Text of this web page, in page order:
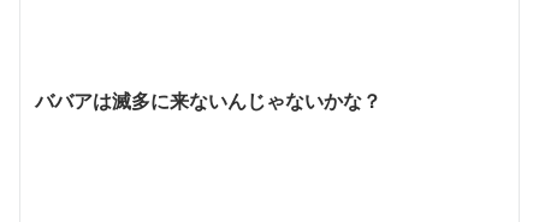
ババアは滅多に来ないんじゃないかな？